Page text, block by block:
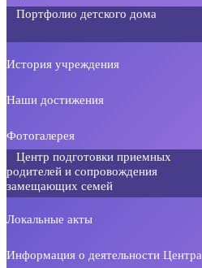
Портфолио детского дома
История учреждения
Наши достижения
Фотогалерея
Центр подготовки приемных
родителей и сопровождения
замещающих семей
Локальные акты
Информация о деятельности Центра